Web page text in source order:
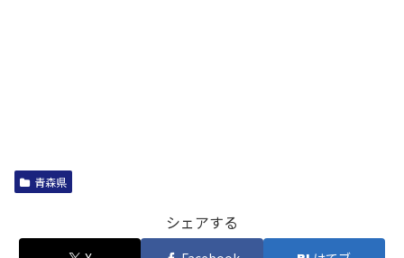
青森県
シェアする